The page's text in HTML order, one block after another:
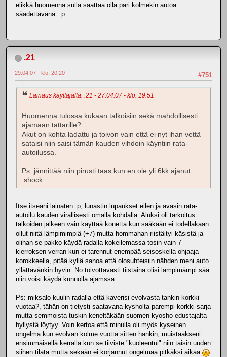
elikkä huomenna sulla saattaa olla pari kolmekin autoa
säädettävänä :p
.21
#751
29.04.07 - klo: 20.20
Lainaus käyttäjältä: .21 - 27.04.07 - klo: 19.51
Huomenna tulossa kukaan talkoisiin sekä mahdollisesti
ajamaan tattarille?.
Akut on kohta ladattu ja toivon vain että ei nyt ihan vettä
sataisi niin saisi tämän kauden vihdoin käyntiin rata-
autoilussa.
Ps: jännittää niin pirusti taas kun en ole yli 6kk ajanut.
:shock:
Itse itseäni lainaten :p, lunastin lupaukset eilen ja avasin rata-
autoilu kauden virallisesti omalla kohdalla. Aluksi oli tarkoitus
talkoiden jälkeen vain käyttää konetta kun sääkään ei todellakaan
ollut niitä lämpimimpiä (+7) mutta hommahan riistäityi käsistä ja
olihan se pakko käydä radalla kokeilemassa tosin vain 7
kierroksen verran kun ei tarennut enempää seisoskella ohjaaja
korokkeella, pitää kyllä sanoa että olosuhteisiin nähden meni auto
yllättävänkin hyvin. No toivottavasti tiistaina olisi lämpimämpi sää
niin voisi käydä kunnolla ajamssa.
Ps: miksalo kuulin radalla että kaverisi evolvasta tankin korkki
vuotaa?, tähän on tietysti saatavana kysholta parempi korkki sarja
mutta semmoista tuskin keneltäkään suomen kyosho edustajalta
hyllystä löytyy. Voin kertoa että minulla oli myös kyseinen
ongelma kun evolvan kolme vuotta sitten hankin, muistaakseni
ensimmäisellä kerralla kun se tiiviste "kuoleentui" niin taisin uuden
siihen tilata mutta sekään ei korjannut ongelmaa pitkäksi aikaa